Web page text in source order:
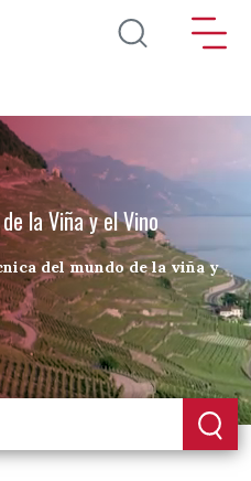
Pasar al contenido principal
la Viña y el Vino
del mundo de la viña y